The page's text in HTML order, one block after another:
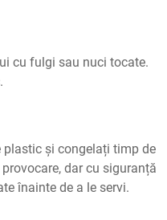
cu fulgi sau nuci tocate.
și congelați timp de
dar cu siguranță
înainte de a le servi.